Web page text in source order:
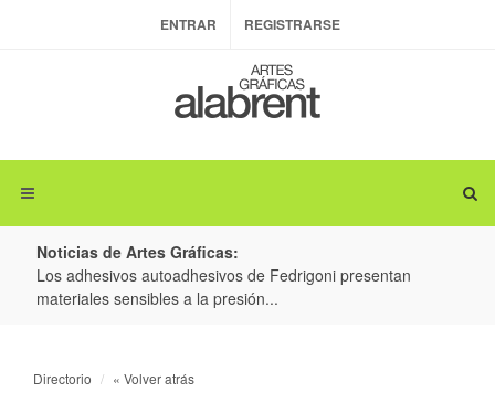
ENTRAR REGISTRARSE
Noticias de Artes Gráficas:
Los adhesivos autoadhesivos de Fedrigoni presentan
materiales sensibles a la presión...
Directorio « Volver atrás